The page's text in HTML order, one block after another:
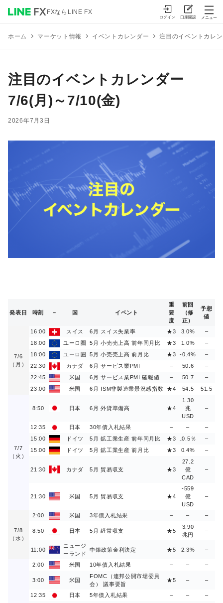
ホーム マーケット情報 イベントカレンダー 注目のイベントカレ
注目のイベントカレンダー
7/6(月)～7/10(金)
2026年7月3日
発表日 時刻 – 国 イベント
重
要
度
前回
（修
正）
予想
値
7/6
（月）
16:00 スイス 6月 スイス失業率 ★3 3.0%
–
18:00
ユーロ圏 5月 小売売上高 前年同月比 ★3 1.0%
–
18:00
ユーロ圏 5月 小売売上高 前月比 ★3 -0.4%
–
22:30
カナダ 6月 サービス業PMI – 50.6
–
22:45
米国 6月 サービス業PMI 確報値 – 50.7
–
23:00
米国 6月 ISM非製造業景況感指数 ★4 54.5 51.5
7/7
（火）
8:50 日本 6月 外貨準備高 ★4
1.30
兆
USD
–
12:35 日本 30年債入札結果 – –
–
15:00
ドイツ 5月 鉱工業生産 前年同月比 ★3 ₋0.5％
–
15:00
ドイツ 5月 鉱工業生産 前月比 ★3 0.4% –
21:30 カナダ 5月 貿易収支 ★3
27.2
億
CAD
–
21:30 米国 5月 貿易収支 ★4
-559
億
USD
–
7/8
（水）
2:00 米国 3年債入札結果 – – –
8:50 日本 5月 経常収支 ★5
3.90
兆円
–
11:00
ニュージ
ーランド
中銀政策金利決定 ★5 2.3% –
2:00 米国 10年債入札結果 – – –
3:00 米国
FOMC（連邦公開市場委員
会） 議事要旨
★5 – –
12:35 日本 5年債入札結果 – – –
FXならLINE FX
ログイン 口座開設 メニュー